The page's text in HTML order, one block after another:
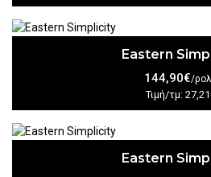
Eastern
144,90€/
Τιμή/τμ:
Eastern